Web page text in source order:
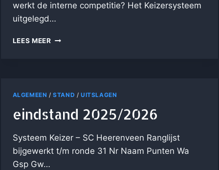
werkt de interne competitie? Het Keizersysteem
uitgelegd…
LEES MEERHOE
KEIZERSYSTEEM
UITGELEGD
(DEEL
ALGEMEEN /STAND / UITSLAGEN
eindstand 2025/2026
Systeem Keizer – SC Heerenveen Ranglijst
bijgewerkt t/m ronde 31 Nr Naam Punten Wa
Gsp Gw…